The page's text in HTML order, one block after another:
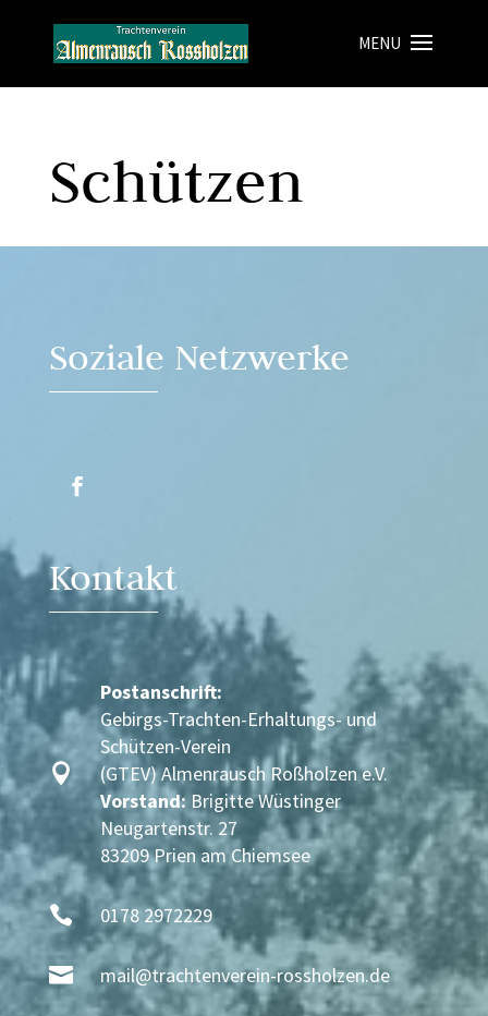
Schützen
Soziale Netzwerke
Kontakt

Postanschrift:
Gebirgs-Trachten-Erhaltungs- und
Schützen-Verein
(GTEV) Almenrausch Roßholzen e.V.
Vorstand:Brigitte Wüstinger
Neugartenstr. 27
83209 Prien am Chiemsee
 0178 2972229
 mail@trachtenverein-rossholzen.de